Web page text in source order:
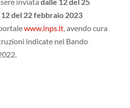
inviata dalle 12 del 25
del 22 febbraio 2023
www.inps.it, avendo cura
indicate nel Bando